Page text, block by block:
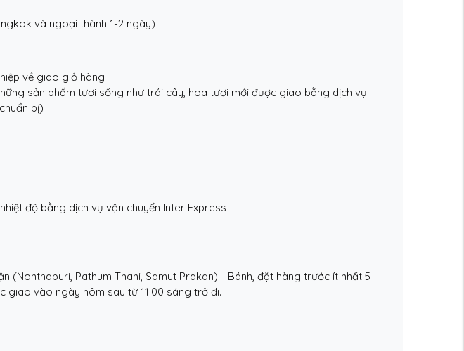
và ngoại thành 1-2 ngày)
về giao giỏ hàng
sản phẩm tươi sống như trái cây, hoa tươi mới được giao bằng dịch vụ
bị)
độ bằng dịch vụ vận chuyển Inter Express
Pathum Thani, Samut Prakan) - Bánh, đặt hàng trước ít nhất 5
giao vào ngày hôm sau từ 11:00 sáng trở đi.